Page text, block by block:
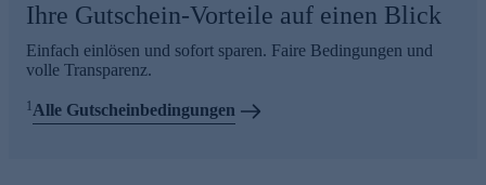
Ihre Gutschein-Vorteile auf einen Blick
Einfach einlösen und sofort sparen. Faire Bedingungen und
volle Transparenz.
1Alle Gutscheinbedingungen